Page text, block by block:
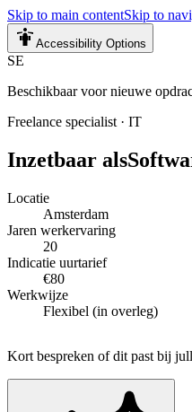
Skip to main contentSkip to
Accessibility Options
SE
Beschikbaar voor nieuwe
Freelance specialist · IT
Inzetbaar als
Locatie
Amsterdam
Jaren werkervaring
20
Indicatie uurtarief
€80
Werkwijze
Flexibel (in overleg)
Kort bespreken of dit past bij